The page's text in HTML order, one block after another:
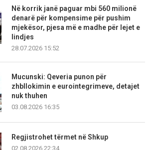
Në korrik janë paguar mbi 560 milionë
denarë për kompensime për pushim
mjekësor, pjesa më e madhe për lejet e
lindjes
28.07.2026 15:52
Mucunski: Qeveria punon për
zhbllokimin e eurointegrimeve, detajet
nuk thuhen
03.08.2026 16:35
Regjistrohet tërmet në Shkup
02.08.2026 22:34